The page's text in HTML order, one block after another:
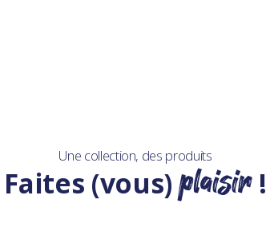
Une collection, des produits
Faites (vous)plaisir!